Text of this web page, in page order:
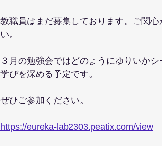
教職員はまだ募集しております。ご関
い。
３月の勉強会ではどのようにゆりいか
学びを深める予定です。
ぜひご参加ください。
https://eureka-lab2303.peatix.com/view